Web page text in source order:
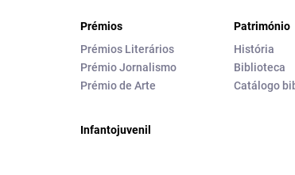
Prémios
Prémios Literários
Prémio Jornalismo
Prémio de Arte
Infantojuvenil
Património
História
Biblioteca
Catálogo